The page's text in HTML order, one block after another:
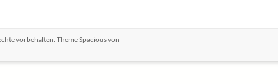
vorbehalten. ThemeSpaciousvon